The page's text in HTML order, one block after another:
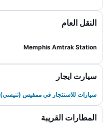
النقل العام
Memphis Amtrak Station
سيارت ايجار
سيارات للاستئجار في ممفيس (تنيسي)
المطارات القريبة